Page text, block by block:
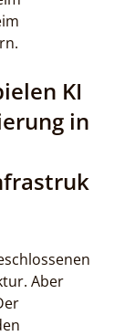
KI
in
Aber